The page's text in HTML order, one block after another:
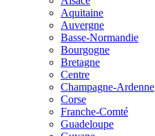
Aquitaine
Auvergne
Basse-Normandie
Bourgogne
Bretagne
Centre
Champagne-Ardenne
Corse
Franche-Comté
Guadeloupe